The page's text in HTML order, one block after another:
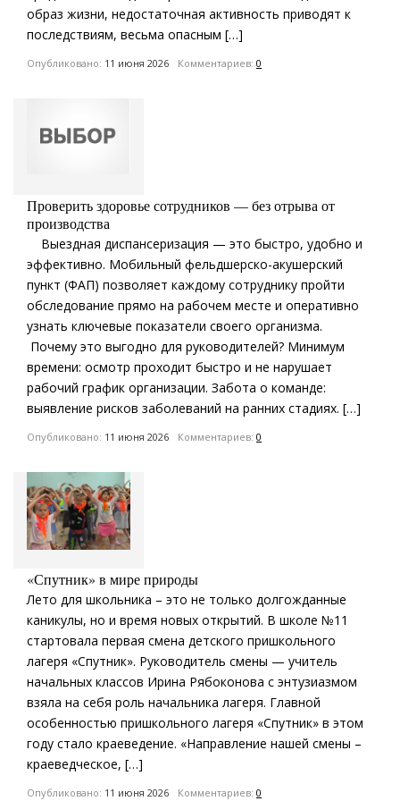
образ жизни, недостаточная активность приводят к
последствиям, весьма опасным […]
Опубликовано: 11 июня 2026 Комментариев: 0
Проверить здоровье сотрудников — без отрыва от
производства
Выездная диспансеризация — это быстро, удобно и
эффективно. Мобильный фельдшерско-акушерский
пункт (ФАП) позволяет каждому сотруднику пройти
обследование прямо на рабочем месте и оперативно
узнать ключевые показатели своего организма.
Почему это выгодно для руководителей? Минимум
времени: осмотр проходит быстро и не нарушает
рабочий график организации. Забота о команде:
выявление рисков заболеваний на ранних стадиях. […]
Опубликовано: 11 июня 2026 Комментариев: 0
«Спутник» в мире природы
Лето для школьника – это не только долгожданные
каникулы, но и время новых открытий. В школе №11
стартовала первая смена детского пришкольного
лагеря «Спутник». Руководитель смены — учитель
начальных классов Ирина Рябоконова с энтузиазмом
взяла на себя роль начальника лагеря. Главной
особенностью пришкольного лагеря «Спутник» в этом
году стало краеведение. «Направление нашей смены –
краеведческое, […]
Опубликовано: 11 июня 2026 Комментариев: 0